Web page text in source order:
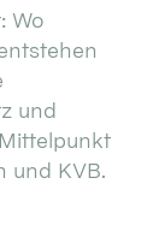
Wo
und
und KVB.